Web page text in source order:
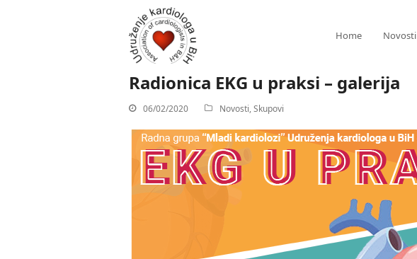
Home Novosti
Radionica EKG u praksi – galerija
06/02/2020 Novosti,Skupovi